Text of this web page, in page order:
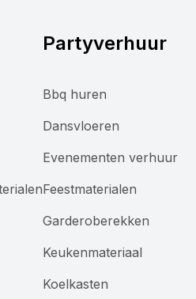
Partyverhuur
Bbq huren
Dansvloeren
Evenementen verhuur
Feestmaterialen
Garderoberekken
Keukenmateriaal
Koelkasten